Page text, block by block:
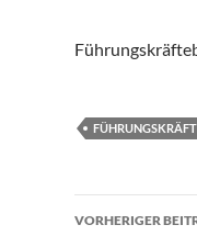
VORHERIGER